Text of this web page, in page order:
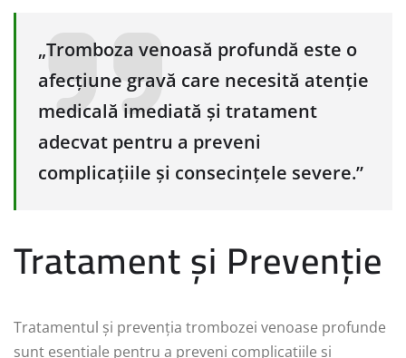
„Tromboza venoasă profundă este o
afecțiune gravă care necesită atenție
medicală imediată și tratament
adecvat pentru a preveni
complicațiile și consecințele severe.”
Tratament și Prevenție
Tratamentul și prevenția trombozei venoase profunde
sunt esențiale pentru a preveni complicațiile și